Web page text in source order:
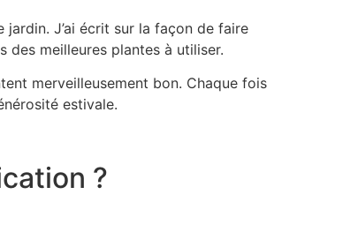
J’ai écrit sur la façon de faire
meilleures plantes à utiliser.
merveilleusement bon. Chaque fois
estivale.
?